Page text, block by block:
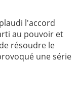
l'accord
au pouvoir et
résoudre le
une série